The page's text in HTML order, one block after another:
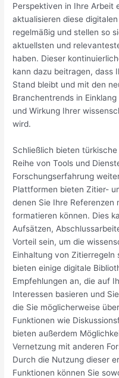
Perspektiven in Ihre Arbeit
aktualisieren diese
regelmäßig und stellen so
aktuellsten und
haben. Dieser
kann dazu beitragen, dass
Stand bleibt und mit den
Branchentrends in
und Wirkung Ihrer
wird.
Schließlich bieten
Reihe von Tools und
Forschungserfahrung
Plattformen bieten Zitier-
denen Sie Ihre Referenzen
formatieren können. Dies
Aufsätzen,
Vorteil sein, um die
Einhaltung von Zitierregeln
bieten einige digitale
Empfehlungen an, die auf
Interessen basieren und
die Sie möglicherweise
Funktionen wie
bieten außerdem
Vernetzung mit anderen
Durch die Nutzung dieser
Funktionen können Sie